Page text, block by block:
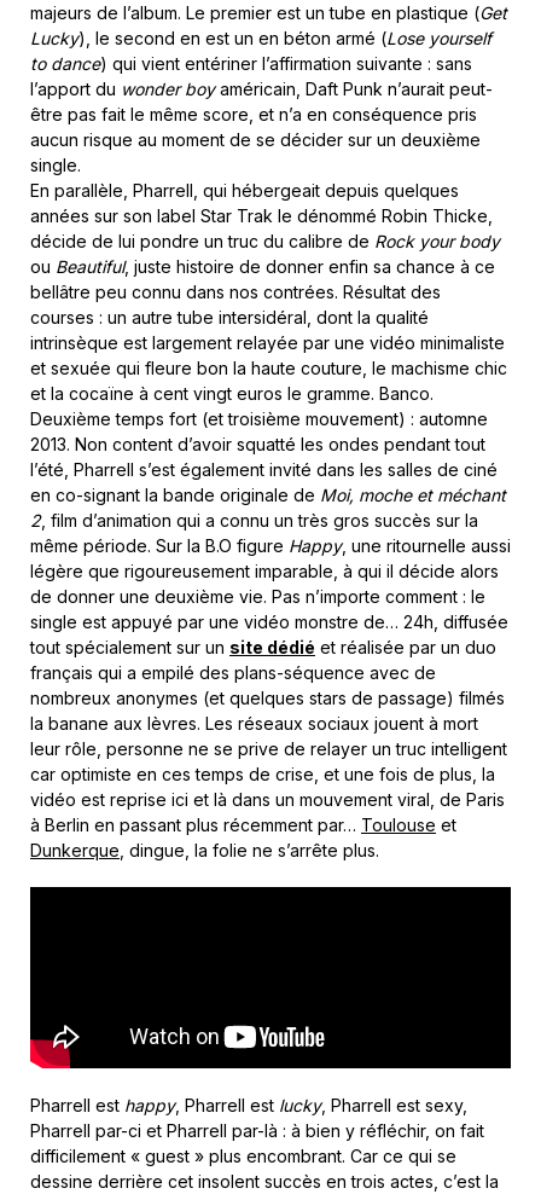
majeurs de l’album. Le premier est un tube en plastique (Get
Lucky), le second en est un en béton armé (Lose yourself
to dance) qui vient entériner l’affirmation suivante : sans
l’apport du wonder boyaméricain, Daft Punk n’aurait peut-
être pas fait le même score, et n’a en conséquence pris
aucun risque au moment de se décider sur un deuxième
single.
En parallèle, Pharrell, qui hébergeait depuis quelques
années sur son label Star Trak le dénommé Robin Thicke,
décide de lui pondre un truc du calibre de Rock your body
ou Beautiful, juste histoire de donner enfin sa chance à ce
bellâtre peu connu dans nos contrées. Résultat des
courses : un autre tube intersidéral, dont la qualité
intrinsèque est largement relayée par une vidéo minimaliste
et sexuée qui fleure bon la haute couture, le machisme chic
et la cocaïne à cent vingt euros le gramme. Banco.
Deuxième temps fort (et troisième mouvement) : automne
2013. Non content d’avoir squatté les ondes pendant tout
l’été, Pharrell s’est également invité dans les salles de ciné
en co-signant la bande originale de Moi, moche et méchant
2, film d’animation qui a connu un très gros succès sur la
même période. Sur la B.O figure Happy, une ritournelle aussi
légère que rigoureusement imparable, à qui il décide alors
de donner une deuxième vie. Pas n’importe comment : le
single est appuyé par une vidéo monstre de… 24h, diffusée
tout spécialement sur un site dédié et réalisée par un duo
français qui a empilé des plans-séquence avec de
nombreux anonymes (et quelques stars de passage) filmés
la banane aux lèvres. Les réseaux sociaux jouent à mort
leur rôle, personne ne se prive de relayer un truc intelligent
car optimiste en ces temps de crise, et une fois de plus, la
vidéo est reprise ici et là dans un mouvement viral, de Paris
à Berlin en passant plus récemment par… Toulouse et
Dunkerque , dingue, la folie ne s’arrête plus.
Pharrell est happy, Pharrell est lucky, Pharrell est sexy,
Pharrell par-ci et Pharrell par-là : à bien y réfléchir, on fait
difficilement « guest » plus encombrant. Car ce qui se
dessine derrière cet insolent succès en trois actes, c’est la